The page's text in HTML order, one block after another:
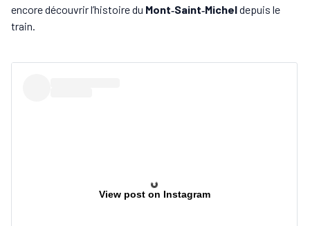
encore découvrir l’histoire du Mont‑Saint‑Micheldepuis le
train.
View post on Instagram